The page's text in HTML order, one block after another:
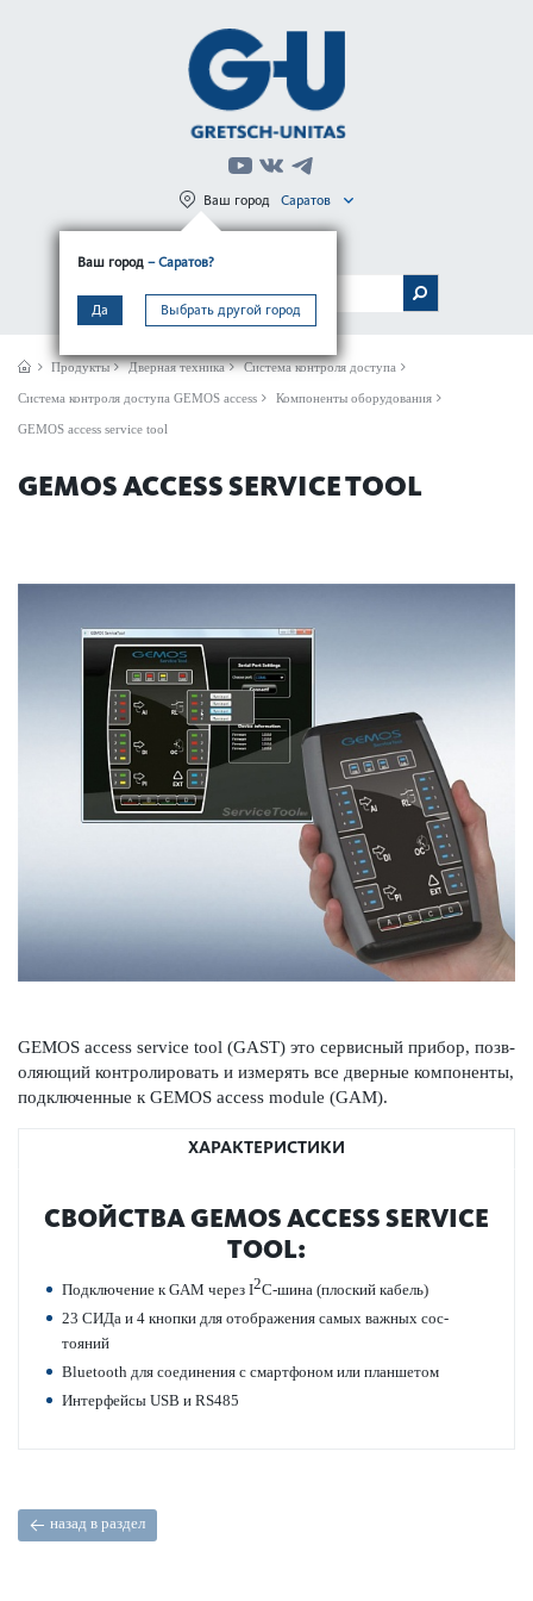
Ваш город – Саратов?
Да Выбрать другой город
Ваш город Саратов
МЕНЮ
Продукты Дверная техника Система контроля доступа
Система контроля доступа GEMOS access Компоненты оборудования
GEMOS access ser­vice tool
GEMOS ACCESS SER­VICE TOOL
GEMOS access service tool (GAST) это серв­исный прибор, позв­
ол­яющий контролировать и измерять все дверные компоненты,
под­ключенные к GEMOS access module (GAM).
ХАРАКТЕРИСТИКИ
СВОЙСТВА GEMOS ACCESS SERVICE
TOOL:
Под­ключение к GAM через I2C-шина (плоский кабель)
23 СИДа и 4 кнопки для отображения самых важных сос­
тояний
Bluetooth для соединения с смарт­фоном или планшетом
Интерфейсы USB и RS485
назад в раздел